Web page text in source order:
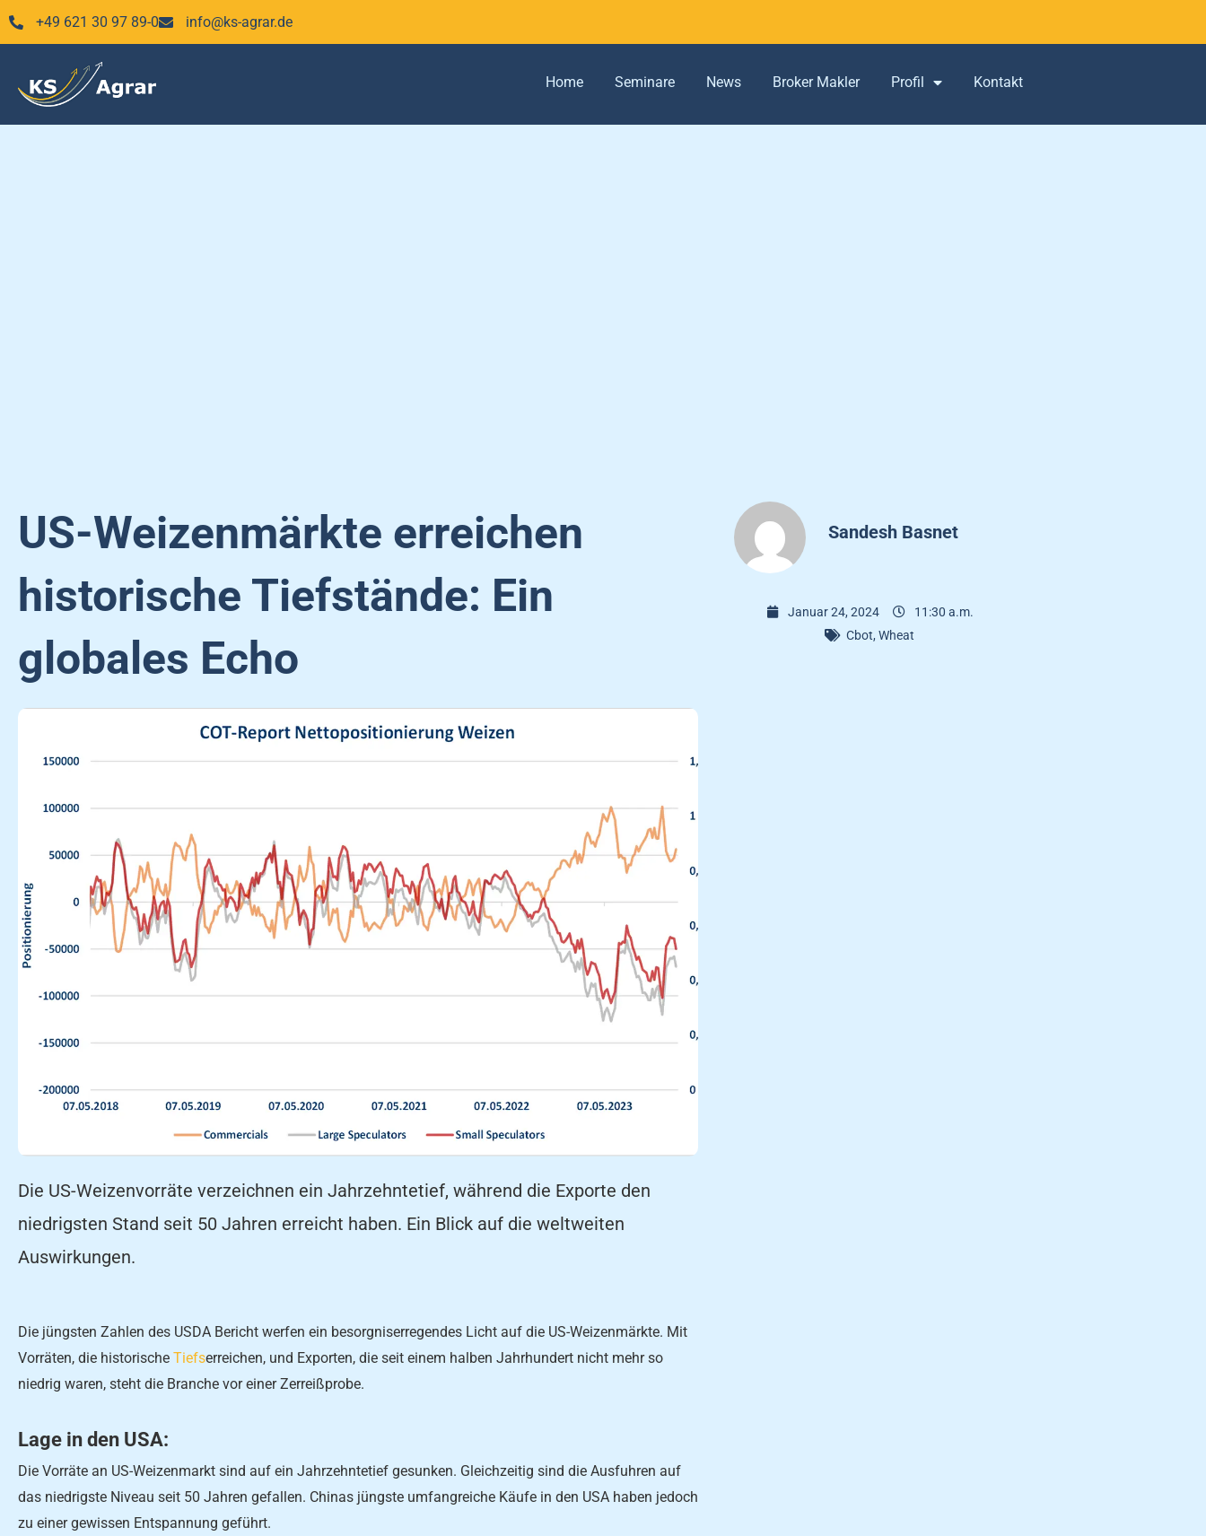
Zum
Inhalt
+49 621 30 97 89-0 info@ks-agrar.de
Home Seminare News Broker Makler Profil Kontakt
US-Weizenmärkte erreichen
historische Tiefstände: Ein
globales Echo
Die US-Weizenvorräte verzeichnen ein Jahrzehntetief, während die Exporte den
niedrigsten Stand seit 50 Jahren erreicht haben. Ein Blick auf die weltweiten
Auswirkungen.
Die jüngsten Zahlen des USDA Bericht werfen ein besorgniserregendes Licht auf die US-Weizenmärkte. Mit
Vorräten, die historische Tiefserreichen, und Exporten, die seit einem halben Jahrhundert nicht mehr so
niedrig waren, steht die Branche vor einer Zerreißprobe.
Lage in den USA:
Die Vorräte an US-Weizenmarkt sind auf ein Jahrzehntetief gesunken. Gleichzeitig sind die Ausfuhren auf
das niedrigste Niveau seit 50 Jahren gefallen. Chinas jüngste umfangreiche Käufe in den USA haben jedoch
zu einer gewissen Entspannung geführt.
Sandesh Basnet
Januar 24, 2024
11:30 a.m.
Cbot, Wheat